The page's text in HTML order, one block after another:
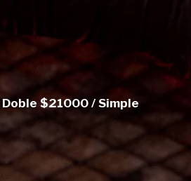
Doble$21000 / Simple